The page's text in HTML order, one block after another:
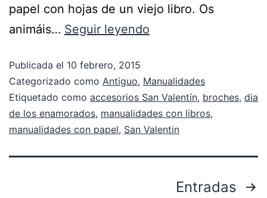
papel con hojas de un viejo libro. Os
animáis… Seguir leyendo
Publicada el 10 febrero, 2015
Categorizado como Antiguo, Manualidades
Etiquetado como accesorios San Valentín, broches, dia
de los enamorados, manualidades con libros,
manualidades con papel, San Valentin
Entradas